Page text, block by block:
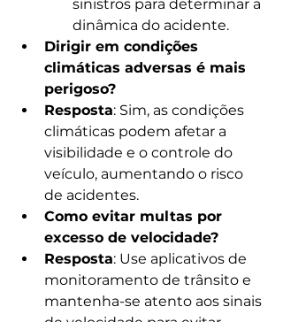
sinistros para determinar a
dinâmica do acidente.
Dirigir em condições
climáticas adversas é mais
perigoso?
Resposta: Sim, as condições
climáticas podem afetar a
visibilidade e o controle do
veículo, aumentando o risco
de acidentes.
Como evitar multas por
excesso de velocidade?
Resposta: Use aplicativos de
monitoramento de trânsito e
mantenha-se atento aos sinais